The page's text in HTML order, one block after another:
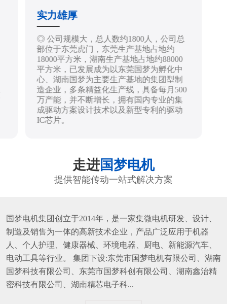
实力雄厚
◎ 公司规模大，总人数约1800人，公司总
部位于东莞虎门，东莞生产基地占地约
18000平方米，湖南生产基地占地约88000
平方米，已发展成为以东莞国梦为孵化中
心、湖南国梦为主要生产基地的集团型制
造企业，多条精益化生产线，具备每月500
万产能，并不断增长，拥有国内专业的集
成驱动方案设计技术以及新型专利的驱动
IC芯片。
走进国梦电机
提供智能传动一站式解决方案
国梦电机集团创立于2014年，是一家集微电机研发、设计、
制造及销售为一体的高新技术企业，产品广泛应用于机器
人、个人护理、健康器械、环境电器、厨电、新能源汽车、
电动工具等行业。 集团下设:东莞市国梦电机有限公司、湖南
国梦科技有限公司、东莞市国梦科创有限公司、湖南鑫治精
密科技有限公司、湖南精芯电子科...